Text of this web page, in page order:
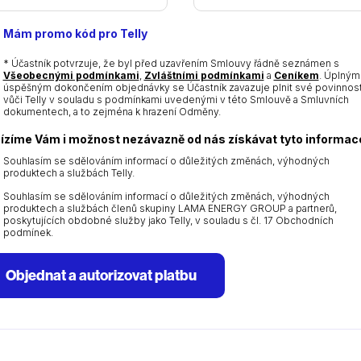
dot
YYYY
Mám promo kód pro Telly
* Účastník potvrzuje, že byl před uzavřením Smlouvy řádně seznámen s
Všeobecnými podmínkami Zvláštními podmínkami a Ceníkem .
úspěšným dokončením objednávky se Účastník zavazuje plnit své
vůči Telly v souladu s podmínkami uvedenými v této Smlouvě a Smluvních
dokumentech, a to zejména k hrazení Odměny.
Vám i možnost nezávazně od nás získávat tyto
Souhlasím se sdělováním informací o důležitých změnách, výhodných
produktech a službách Telly.
Souhlasím se sdělováním informací o důležitých změnách, výhodných
produktech a službách členů skupiny LAMA ENERGY GROUP a partnerů,
poskytujících obdobné služby jako Telly, v souladu s čl. 17 Obchodních
podmínek.
Objednat a autorizovat platbu